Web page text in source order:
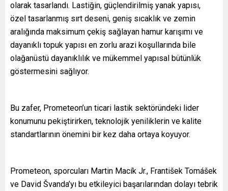
olarak tasarlandı. Lastiğin, güçlendirilmiş yanak yapısı,
özel tasarlanmış sırt deseni, geniş sıcaklık ve zemin
aralığında maksimum çekiş sağlayan hamur karışımı ve
dayanıklı topuk yapısı en zorlu arazi koşullarında bile
olağanüstü dayanıklılık ve mükemmel yapısal bütünlük
göstermesini sağlıyor.
Bu zafer, Prometeon’un ticari lastik sektöründeki lider
konumunu pekiştirirken, teknolojik yeniliklerin ve kalite
standartlarının önemini bir kez daha ortaya koyuyor.
Prometeon, sporcuları Martin Macík Jr., František Tomášek
ve David Švanda’yı bu etkileyici başarılarından dolayı tebrik